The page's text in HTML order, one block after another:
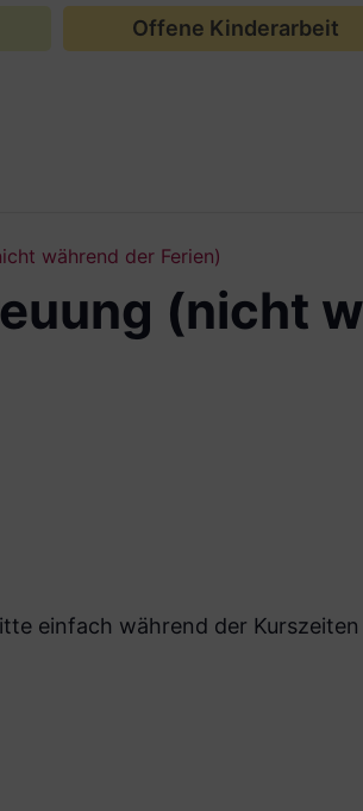
Offene Kinderarbeit
während der Ferien)
(nicht
einfach während der